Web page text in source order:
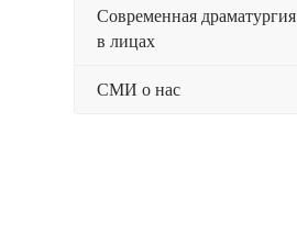
Современная драматургия
в лицах
СМИ о нас